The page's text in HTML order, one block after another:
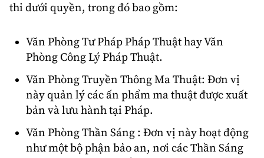
thi dưới quyền, trong đó bao gồm:
Văn Phòng Tư Pháp Pháp Thuật hay Văn
Phòng Công Lý Pháp Thuật.
Văn Phòng Truyền Thông Ma Thuật: Đơn vị
này quản lý các ấn phẩm ma thuật được xuất
bản và lưu hành tại Pháp.
Văn Phòng Thần Sáng : Đơn vị này hoạt động
như một bộ phận bảo an, nơi các Thần Sáng